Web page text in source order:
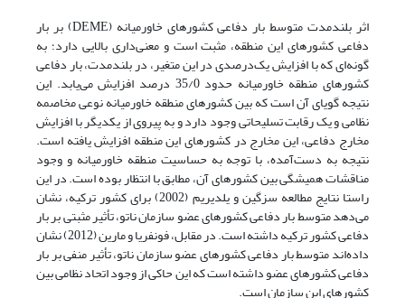
اثر بلندمدت متوسط بار دفاعی کشورهای خاورمیانه (DEME) بر بار
دفاعی کشورهای این منطقه، مثبت است و معنی‌داری بالایی دارد؛ به
گونه‌ای که با افزایش یک‌درصدی در این متغیر، در بلندمدت، بار دفاعی
کشورهای منطقه خاورمیانه حدود 35/0 درصد افزایش می‌یابد. این
نتیجه گویای آن است که بین کشورهای منطقه خاورمیانه نوعی مخاصمه
نظامی و یک رقابت تسلیحاتی وجود دارد و به پیروی از یکدیگر با افزایش
مخارج دفاعی، این مخارج در کشورهای این منطقه افزایش یافته است.
نتیجه به دست‌‌آمده، با توجه به حساسیت منطقه خاورمیانه و وجود
مناقشات همیشگی بین کشورهای آن، مطابق با انتظار بوده است. در این
راستا نتایج مطالعه سزگین و یلدیریم (2002) برای کشور ترکیه، نشان
می‌دهد متوسط بار دفاعی کشورهای عضو سازمان ناتو، تأثیر مثبتی بر بار
دفاعی کشور ترکیه داشته است. در مقابل، فونفریا و مارین (2012) نشان
داده‌اند متوسط بار دفاعی کشورهای عضو سازمان ناتو، تأثیر منفی بر بار
دفاعی کشورهای عضو داشته است که این حاکی از وجود اتحاد نظامی بین
کشورهای این سازمان است.